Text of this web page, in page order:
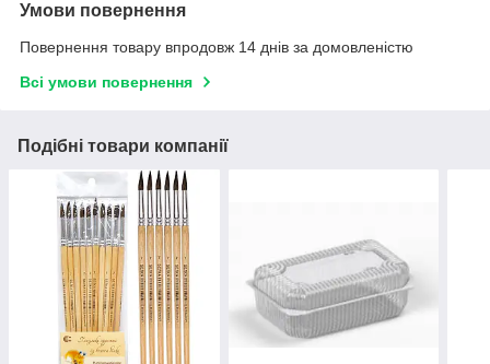
Умови повернення
Повернення товару впродовж 14 днів за домовленістю
Всі умови повернення
Подібні товари компанії